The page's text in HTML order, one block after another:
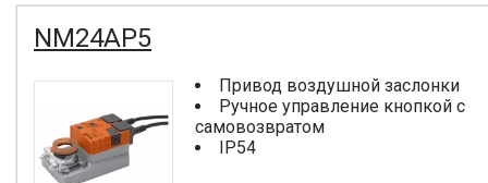
NM24AP5
Привод воздушной заслонки
Ручное управление кнопкой с
самовозвратом
IP54